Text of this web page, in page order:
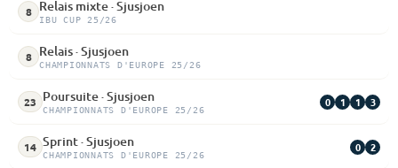
8 Relais mixte · Sjusjoen
IBU CUP 25/26
8 Relais · Sjusjoen
CHAMPIONNATS D'EUROPE 25/26
23 Poursuite · Sjusjoen
CHAMPIONNATS D'EUROPE 25/26
0 1 1 3
14 Sprint · Sjusjoen
CHAMPIONNATS D'EUROPE 25/26
0 2